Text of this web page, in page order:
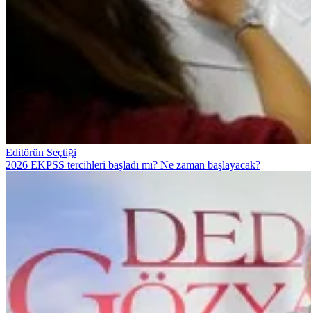
Editörün Seçtiği
2026 EKPSS tercihleri başladı mı? Ne zaman başlayacak?